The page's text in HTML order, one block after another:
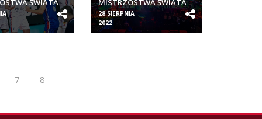
ŚWIATA
MISTRZOSTWA ŚWIATA
W PIŁCE SIATKOWEJ
MĘŻCZYZN
28 SIERPNIA
2022
7 8